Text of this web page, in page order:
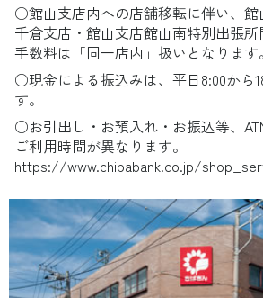
○館山支店内への店舗移転に伴い、館
千倉支店・館山支店館山南特別出張所
手数料は「同一店内」扱いとなります。
○現金による振込みは、平日8:00から
す。
○お引出し・お預入れ・お振込等、
ご利用時間が異なります。
https://www.chibabank.co.jp/